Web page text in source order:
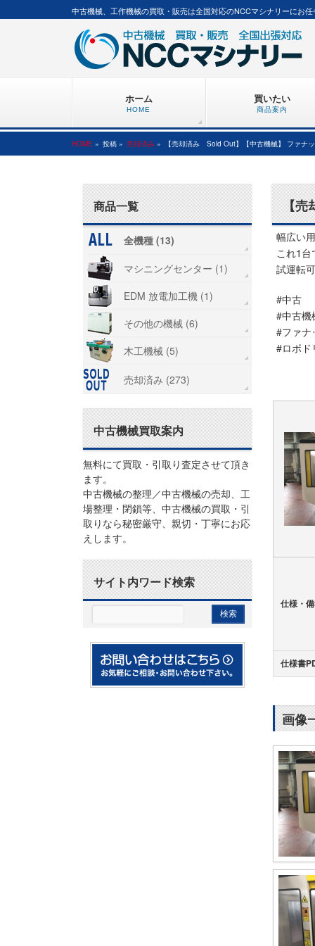
中古機械、工作機械の買取・販売は全国対応のNCCマシナリーにお
ホーム
HOME
買いたい
商品案内
HOME » 投稿 » 売却済み » 【売却済み Sold Out】【中古機械】 ファナ
【売
幅広い
これ1台
試運転
#中古
#中古機
#ファナ
#ロボド
仕様・
仕様書
画像
商品一覧
全機種 (13)
マシニングセンター (1)
EDM 放電加工機 (1)
その他の機械 (6)
木工機械 (5)
売却済み (273)
中古機械買取案内
無料にて買取・引取り査定させて頂き
ます。
中古機械の整理／中古機械の売却、工
場整理・閉鎖等、中古機械の買取・引
取りなら秘密厳守、親切・丁寧にお応
えします。
サイト内ワード検索